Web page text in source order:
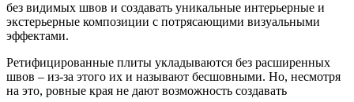
без видимых швов и создавать уникальные интерьерные и
экстерьерные композиции с потрясающими визуальными
эффектами.
Ретифицированные плиты укладываются без расширенных
швов – из-за этого их и называют бесшовными. Но, несмотря
на это, ровные края не дают возможность создавать